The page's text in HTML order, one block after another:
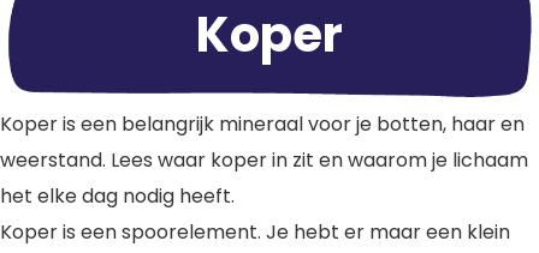
Koper
Koper is een belangrijk mineraal voor je botten, haar en
weerstand. Lees waar koper in zit en waarom je lichaam
het elke dag nodig heeft.
Koper is een spoorelement. Je hebt er maar een klein